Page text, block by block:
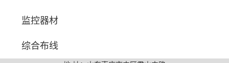
监控器材
综合布线